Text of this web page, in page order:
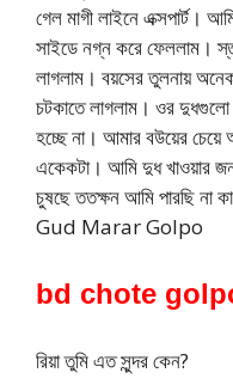
গেল মাগী লাইনে এক্সপার্ট।
সাইডে নগ্ন করে ফেললাম।
লাগলাম। বয়সের তুলনায়
চটকাতে লাগলাম। ওর দুধগুলো
হচ্ছে না। আমার বউয়ের
একেকটা। আমি দুধ খাওয়ার
চুষছে ততক্ষন আমি পারছি না
Gud Marar Golpo
bd chote golpo
রিয়া তুমি এত সুন্দর কেন?